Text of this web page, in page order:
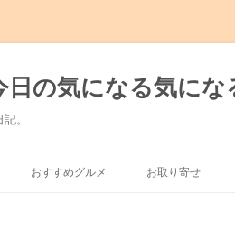
の気になる気にな
。
おすすめグルメ お取り寄せ